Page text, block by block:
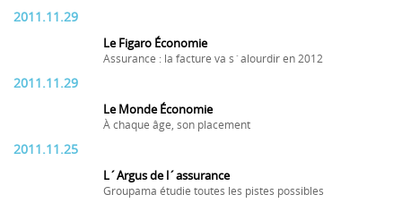
2011.11.29
Le Figaro Économie
Assurance : la facture va s´alourdir en 2012
2011.11.29
Le Monde Économie
À chaque âge, son placement
2011.11.25
L´Argus de l´assurance
Groupama étudie toutes les pistes possibles